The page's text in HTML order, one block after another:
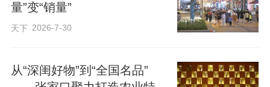
量”变“销量”
天下 2026-7-30
从“深闺好物”到“全国名品”